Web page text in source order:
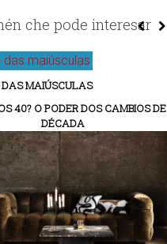
che pode interesar
DAS MAIÚSCULAS
40? O PODER DOS CAMBIOS DE
DÉCADA